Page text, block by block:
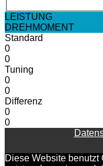
LEISTUNG
DREHMOMENT
Standard
0
0
Tuning
0
0
Differenz
0
0
Diese Website